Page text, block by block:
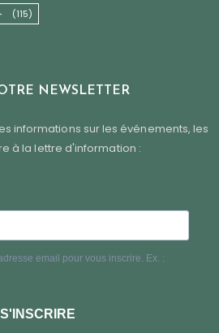
(115)
NEWSLETTER
informations sur les événements, les
à la lettre d'information :
email pour vous inscrire. Ex. :
S'INSCRIRE